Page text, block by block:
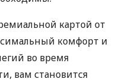
картой от
комфорт и
во время
вам становится